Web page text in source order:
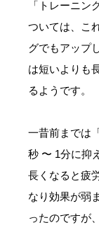
「トレーニン
ついては、こ
グでもアップ
は短いよりも
るようです。
一昔前までは
秒 〜 1分に抑
長くなると疲
なり効果が弱
ったのですが